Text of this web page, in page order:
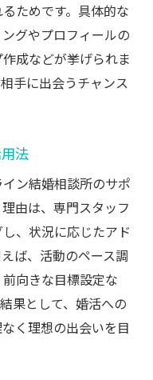
ためです。具体的な
グやプロフィールの
成などが挙げられま
手に出会うチャンス
法
ン結婚相談所のサポ
由は、専門スタッフ
、状況に応じたアド
ば、活動のペース調
向きな目標設定な
果として、婚活への
く理想の出会いを目